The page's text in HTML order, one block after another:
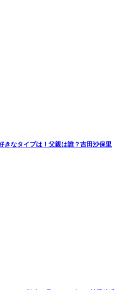
きなタイプは！父親は誰？吉田沙保里